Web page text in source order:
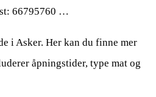
66795760 …
i Asker. Her kan du finne mer
åpningstider, type mat og